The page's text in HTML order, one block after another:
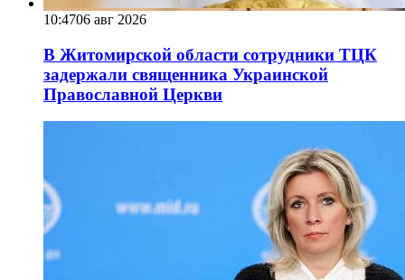
10:4706 авг 2026
В Житомирской области сотрудники ТЦК
задержали священника Украинской
Православной Церкви